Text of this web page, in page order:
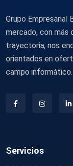
Grupo Empresarial
mercado, con más
trayectoria, nos
orientados en
campo informático.
Servicios